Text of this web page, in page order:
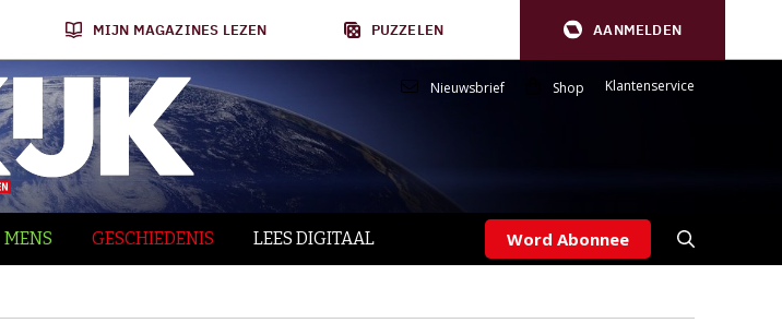
MIJN MAGAZINES LEZEN PUZZELEN AANMELDEN
Nieuwsbrief Shop Klantenservice
MENS GESCHIEDENIS LEES DIGITAAL Word Abonnee